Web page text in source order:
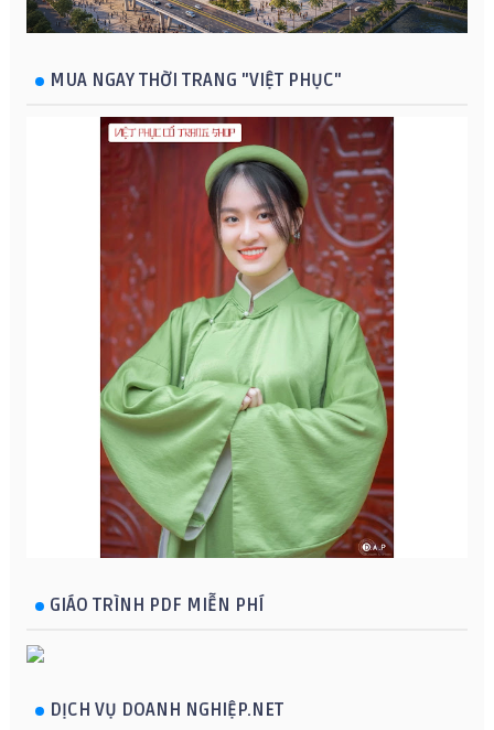
MUA NGAY THỜI TRANG "VIỆT PHỤC"
GIÁO TRÌNH PDF MIỄN PHÍ
DỊCH VỤ DOANH NGHIỆP.NET